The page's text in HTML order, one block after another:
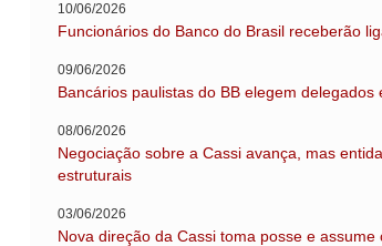
10/06/2026
Funcionários do Banco do Brasil receberão
09/06/2026
Bancários paulistas do BB elegem
08/06/2026
Negociação sobre a Cassi avança, mas
estruturais
03/06/2026
Nova direção da Cassi toma posse e